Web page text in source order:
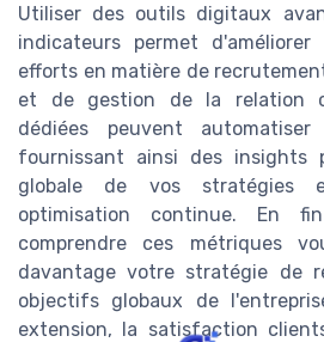
Utiliser des outils digitaux
indicateurs permet
efforts en matière de
et de gestion de la relation
dédiées peuvent automatiser
fournissant ainsi des insights
globale de vos stratégies
optimisation continue. En
comprendre ces métriques
davantage votre stratégie de
objectifs globaux de
extension, la satisfaction